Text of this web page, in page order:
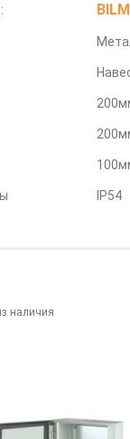
IP54
наличия